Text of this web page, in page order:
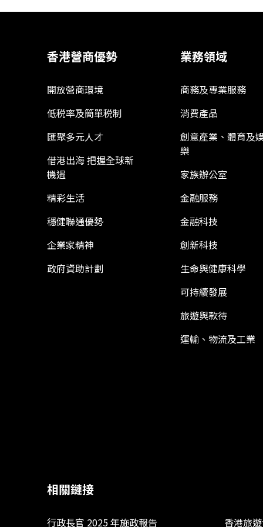
香港營商優勢
開放營商環境
低税率及簡單税制
匯聚多元人才
借港出海 把握全球新
機遇
精彩生活
穩健聯通優勢
企業家精神
政府資助計劃
業務領域
商務及專業服務
消費產品
創意產業、體育及
樂
家族辦公室
金融服務
金融科技
創新科技
生命與健康科學
可持續發展
旅遊與款待
運輸、物流及工業
相關鏈接
行政長官 2025 年施政報告 香港旅